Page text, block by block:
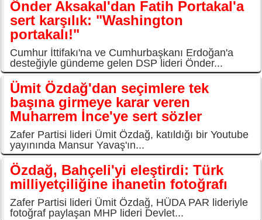
Önder Aksakal'dan Fatih Portakal'a
sert karşılık: "Washington
portakalı!"
Cumhur İttifakı'na ve Cumhurbaşkanı Erdoğan'a
desteğiyle gündeme gelen DSP lideri Önder...
Ümit Özdağ'dan seçimlere tek
başına girmeye karar veren
Muharrem İnce'ye sert sözler
Zafer Partisi lideri Ümit Özdağ, katıldığı bir Youtube
yayınında Mansur Yavaş'ın...
Özdağ, Bahçeli'yi eleştirdi: Türk
milliyetçiliğine ihanetin fotoğrafı
Zafer Partisi lideri Ümit Özdağ, HÜDA PAR lideriyle
fotoğraf paylaşan MHP lideri Devlet...